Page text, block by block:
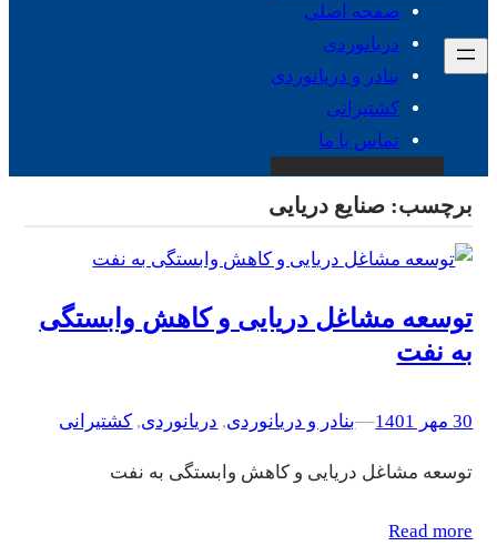
صفحه اصلی
دریانوردی
بنادر و دریانوردی
کشتیرانی
تماس با ما
برچسب: صنایع دریایی
توسعه مشاغل دریایی و کاهش وابستگی
به نفت
30 مهر 1401 –
–بنادر و دریانوردی, دریانوردی, کشتیرانی
توسعه مشاغل دریایی و کاهش وابستگی به نفت
Read more